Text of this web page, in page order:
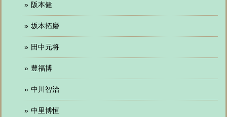
阪本健
坂本拓磨
田中元将
豊福博
中川智治
中里博恒